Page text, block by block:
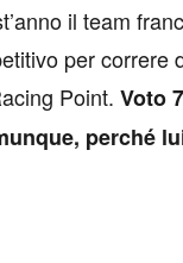
il team
per correre
Point. Voto
perché